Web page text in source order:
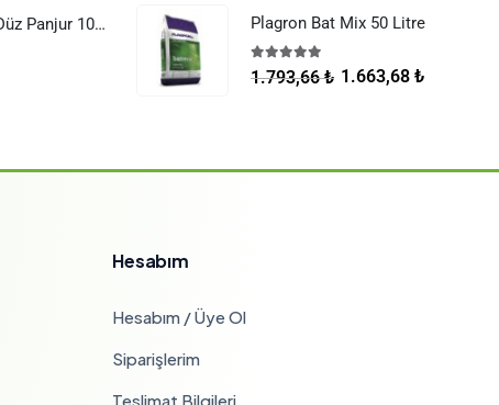
Raksan Smart Düz Panjur 100 mm Sinek Telli Plagron Bat Mix 50 Litre
5.00 5 üzerinden
1.793,66₺ 1.663,68 ₺
Hesabım
Hesabım / Üye Ol
Siparişlerim
Teslimat Bilgileri